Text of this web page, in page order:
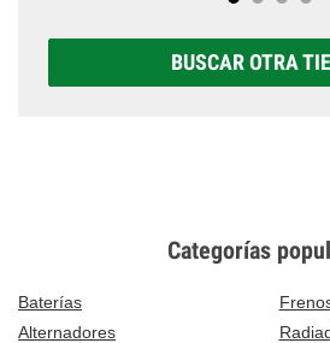
BUSCAR OTRA
Categorías
Baterías
Alternadores